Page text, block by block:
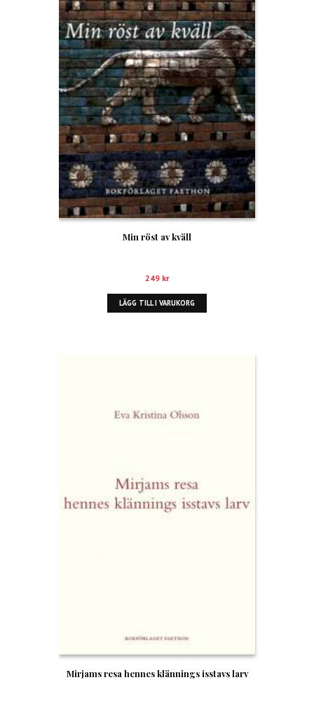
Min röst av kväll
249 kr
LÄGG TILL I VARUKORG
Mirjams resa hennes klännings isstavs larv